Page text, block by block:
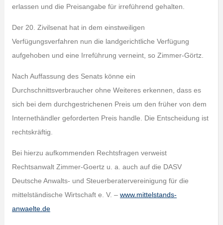
erlassen und die Preisangabe für irreführend gehalten.
Der 20. Zivilsenat hat in dem einstweiligen
Verfügungsverfahren nun die landgerichtliche Verfügung
aufgehoben und eine Irreführung verneint, so Zimmer-Görtz.
Nach Auffassung des Senats könne ein
Durchschnittsverbraucher ohne Weiteres erkennen, dass es
sich bei dem durchgestrichenen Preis um den früher von dem
Internethändler geforderten Preis handle. Die Entscheidung ist
rechtskräftig.
Bei hierzu aufkommenden Rechtsfragen verweist
Rechtsanwalt Zimmer-Goertz u. a. auch auf die DASV
Deutsche Anwalts- und Steuerberatervereinigung für die
mittelständische Wirtschaft e. V. – www.mittelstands-
anwaelte.de